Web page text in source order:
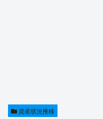
資産状況推移